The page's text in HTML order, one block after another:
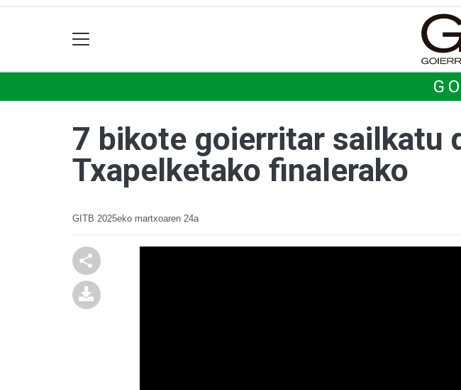
7 bikote goierritar sailkatu
Txapelketako finalerako
GITB 2025eko martxoaren 24a